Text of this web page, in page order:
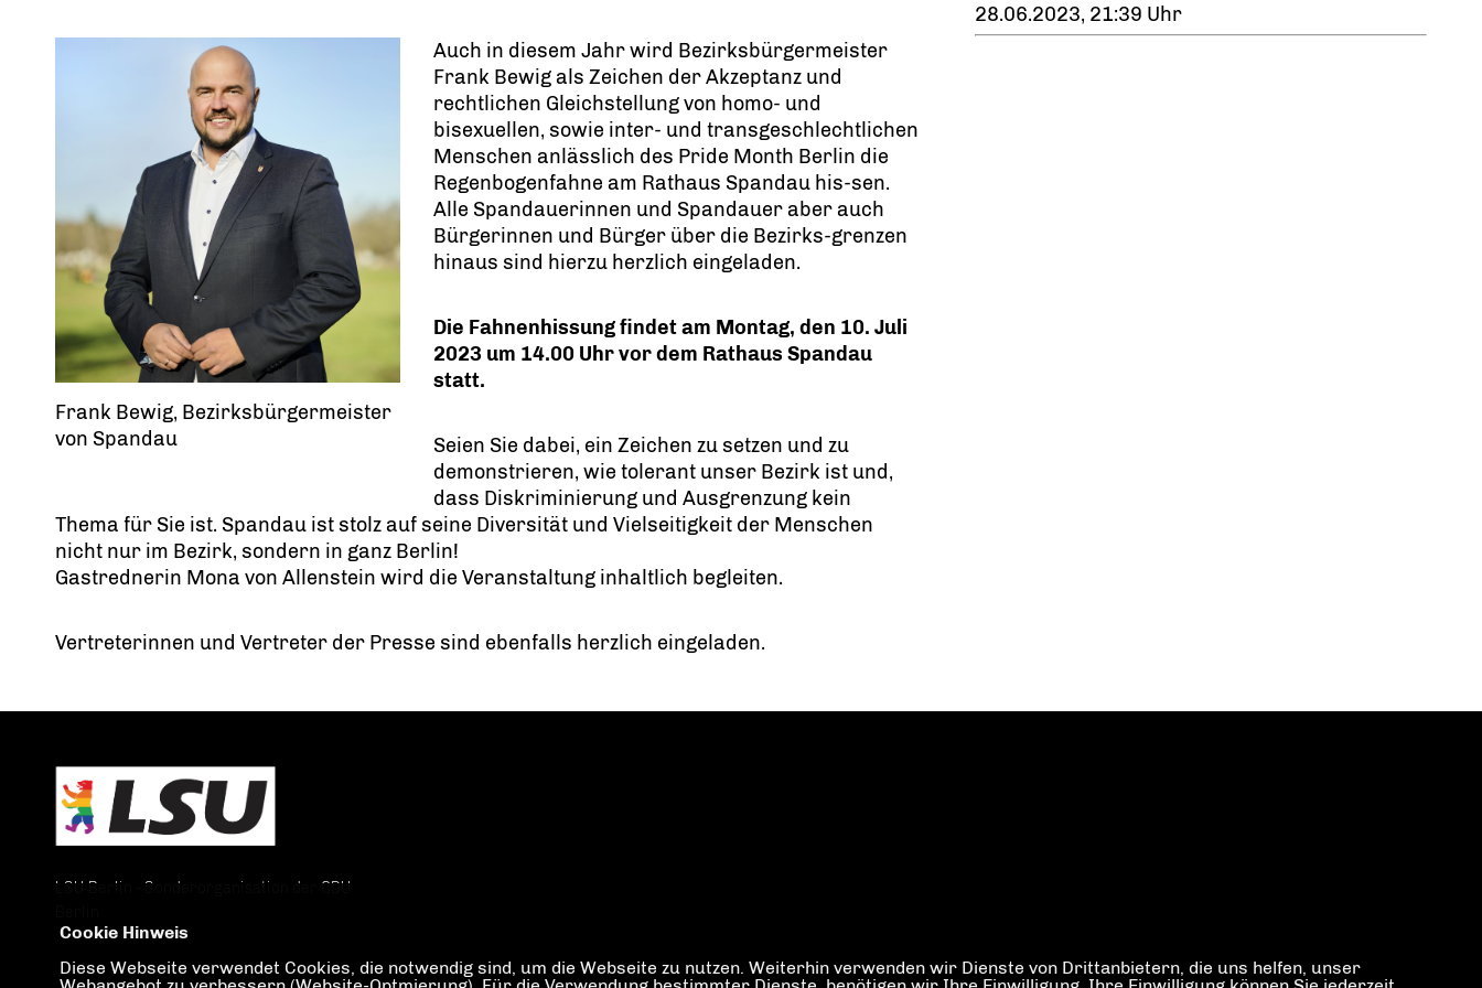
Frank Bewig, Bezirksbürgermeister
von Spandau
Auch in diesem Jahr wird Bezirksbürgermeister
Frank Bewig als Zeichen der Akzeptanz und
rechtlichen Gleichstellung von homo- und
bisexuellen, sowie inter- und transgeschlechtlichen
Menschen anlässlich des Pride Month Berlin die
Regenbogenfahne am Rathaus Spandau his-sen.
Alle Spandauerinnen und Spandauer aber auch
Bürgerinnen und Bürger über die Bezirks-grenzen
hinaus sind hierzu herzlich eingeladen.
Die Fahnenhissung findet am Montag, den 10. Juli
2023 um 14.00 Uhr vor dem Rathaus Spandau
statt.
Seien Sie dabei, ein Zeichen zu setzen und zu
demonstrieren, wie tolerant unser Bezirk ist und,
dass Diskriminierung und Ausgrenzung kein
Thema für Sie ist. Spandau ist stolz auf seine Diversität und Vielseitigkeit der Menschen
nicht nur im Bezirk, sondern in ganz Berlin!
Gastrednerin Mona von Allenstein wird die Veranstaltung inhaltlich begleiten.
Vertreterinnen und Vertreter der Presse sind ebenfalls herzlich eingeladen.
28.06.2023, 21:39 Uhr
LSU Berlin - Sonderorganisation der CDU
Cookie Hinweis
Diese Webseite verwendet Cookies, die notwendig sind, um die Webseite zu nutzen. Weiterhin verwenden wir Dienste von Drittanbietern, die uns helfen, unser